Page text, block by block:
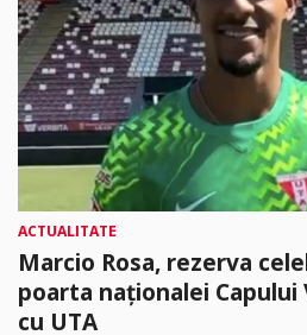
ACTUALITATE
Marcio Rosa, rezerva
poarta naționalei Capului
cu UTA